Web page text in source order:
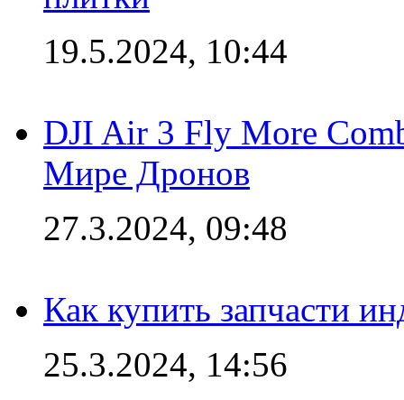
19.5.2024, 10:44
DJI Air 3 Fly More
Мире Дронов
27.3.2024, 09:48
Как купить запчасти
25.3.2024, 14:56